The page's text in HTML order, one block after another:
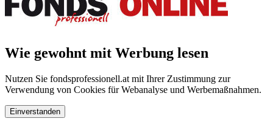
Wie gewohnt mit Werbung lesen
Nutzen Sie fondsprofessionell.at mit Ihrer Zustimmung zur
Verwendung von Cookies für Webanalyse und Werbemaßnahmen.
Einverstanden